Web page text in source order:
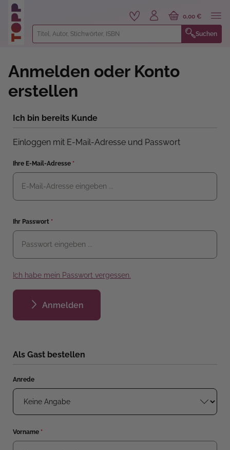
springen
Suchen
0,00 €
Anmelden oder Konto
erstellen
Ich bin bereits Kunde
Einloggen mit E-Mail-Adresse und Passwort
Ihre E-Mail-Adresse *
Ihr Passwort *
Ich habe mein Passwort vergessen.
Anmelden
Als Gast bestellen
Persönliche Informationen
Anrede
Vorname *